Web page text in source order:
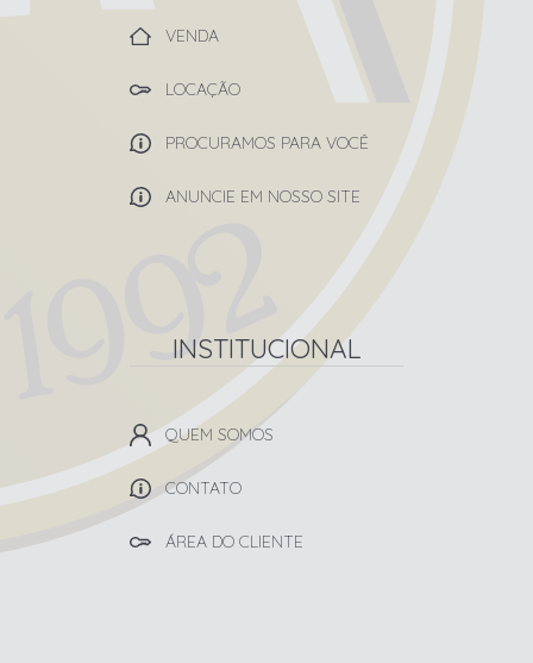
VENDA
LOCAÇÃO
PROCURAMOS PARA VOCÊ
ANUNCIE EM NOSSO SITE
INSTITUCIONAL
QUEM SOMOS
CONTATO
ÁREA DO CLIENTE